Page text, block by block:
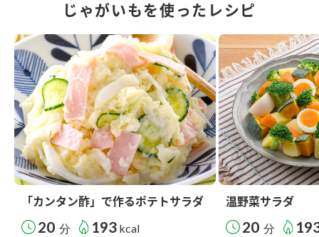
じゃがいもを使ったレシピ
「カンタン酢」で作るポテトサラダ
20 分 193 kcal
温野菜サラダ
20 分